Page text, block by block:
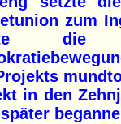
zum
die
in den